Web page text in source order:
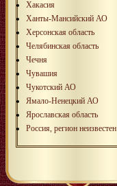
Хакасия
Ханты-Мансийский АО
Херсонская область
Челябинская область
Чечня
Чувашия
Чукотский АО
Ямало-Ненецкий АО
Ярославская область
Россия, регион неизвестен